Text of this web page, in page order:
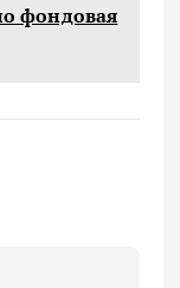
фондовая